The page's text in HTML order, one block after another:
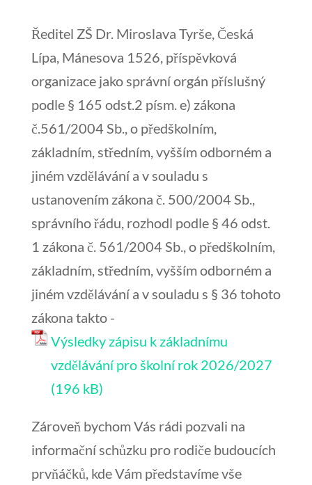
Ředitel ZŠ Dr. Miroslava Tyrše, Česká
Lípa, Mánesova 1526, příspěvková
organizace jako správní orgán příslušný
podle § 165 odst.2 písm. e) zákona
č.561/2004 Sb., o předškolním,
základním, středním, vyšším odborném a
jiném vzdělávání a v souladu s
ustanovením zákona č. 500/2004 Sb.,
správního řádu, rozhodl podle § 46 odst.
1 zákona č. 561/2004 Sb., o předškolním,
základním, středním, vyšším odborném a
jiném vzdělávání a v souladu s § 36 tohoto
zákona takto -
Výsledky zápisu k základnímu
vzdělávání pro školní rok 2026/2027
Zároveň bychom Vás rádi pozvali na
informační schůzku pro rodiče budoucích
prvňáčků, kde Vám představíme vše